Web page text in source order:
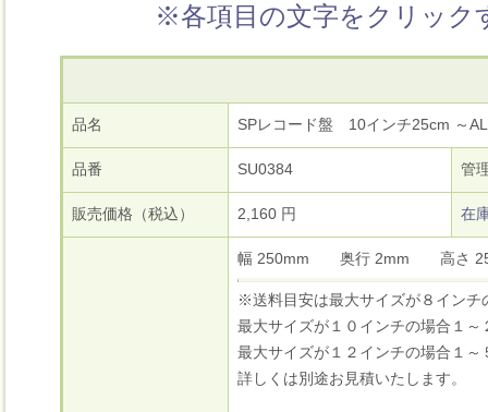
※各項目の文字をクリック
品名 SPレコード盤 10インチ25cm ～
品番 SU0384 管
販売価格（税込） 2,160 円 在
幅 250mm 奥行 2mm 高さ
※送料目安は最大サイズが８インチ
最大サイズが１０インチの場合１
最大サイズが１２インチの場合１
詳しくは別途お見積いたします。